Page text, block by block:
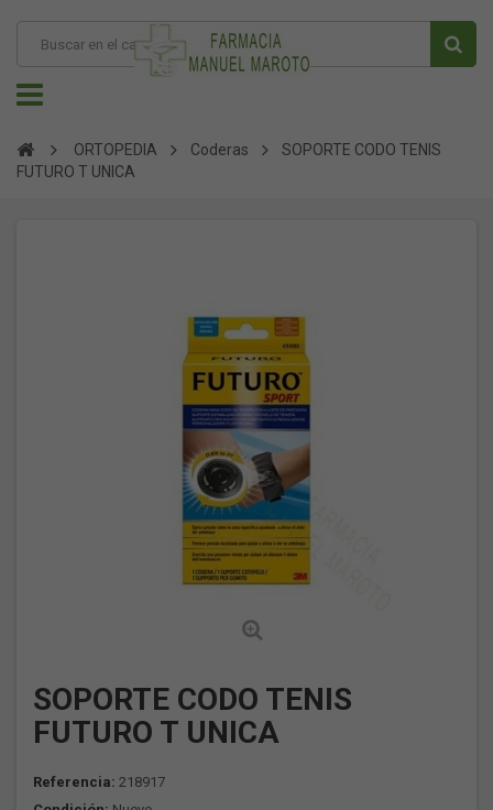
ORTOPEDIA Coderas
SOPORTE CODO TENIS
FUTURO T UNICA
SOPORTE CODO TENIS
FUTURO T UNICA
Referencia: 218917